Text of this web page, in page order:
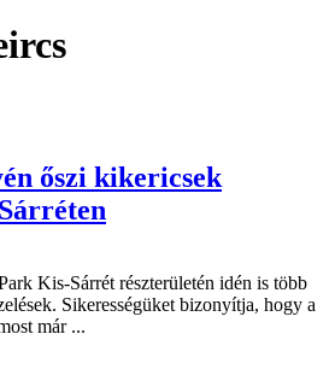
őszi kikericsek
Kis-Sárrét részterületén idén is több
Sikerességüket bizonyítja, hogy a
már ...